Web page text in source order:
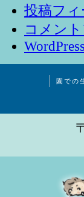
投稿フィ
コメン
園での